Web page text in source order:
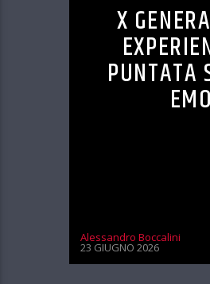
X
PUNTATA
Alessandro Boccalini
23 GIUGNO 2026